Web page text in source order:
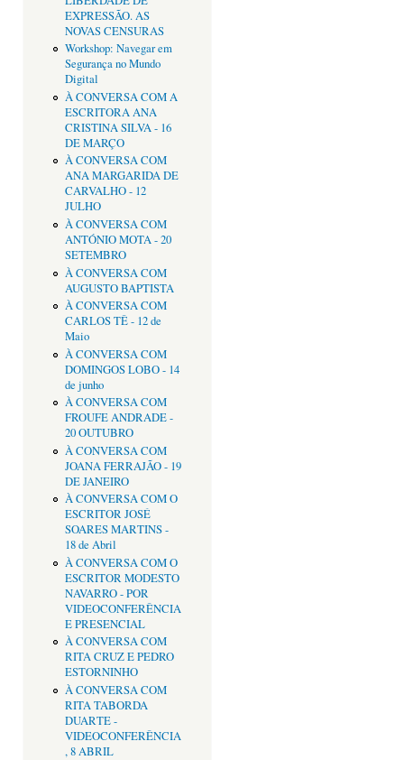
EXPRESSÃO. AS
NOVAS CENSURAS
Workshop: Navegar em
Segurança no Mundo
Digital
À CONVERSA COM A
ESCRITORA ANA
CRISTINA SILVA - 16
DE MARÇO
À CONVERSA COM
ANA MARGARIDA DE
CARVALHO - 12
JULHO
À CONVERSA COM
ANTÓNIO MOTA - 20
SETEMBRO
À CONVERSA COM
AUGUSTO BAPTISTA
À CONVERSA COM
CARLOS TÊ - 12 de
Maio
À CONVERSA COM
DOMINGOS LOBO - 14
de junho
À CONVERSA COM
FROUFE ANDRADE -
20 OUTUBRO
À CONVERSA COM
JOANA FERRAJÃO - 19
DE JANEIRO
À CONVERSA COM O
ESCRITOR JOSÉ
SOARES MARTINS -
18 de Abril
À CONVERSA COM O
ESCRITOR MODESTO
NAVARRO - POR
VIDEOCONFERÊNCIA
E PRESENCIAL
À CONVERSA COM
RITA CRUZ E PEDRO
ESTORNINHO
À CONVERSA COM
RITA TABORDA
DUARTE -
VIDEOCONFERÊNCIA
, 8 ABRIL